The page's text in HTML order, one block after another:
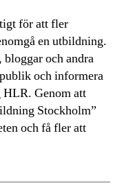
för att fler
en utbildning.
bloggar och andra
och informera
HLR. Genom att
Stockholm”
och få fler att